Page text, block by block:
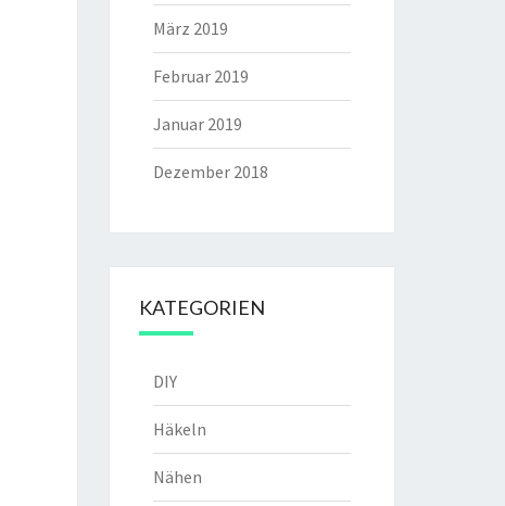
März 2019
Februar 2019
Januar 2019
Dezember 2018
KATEGORIEN
DIY
Häkeln
Nähen